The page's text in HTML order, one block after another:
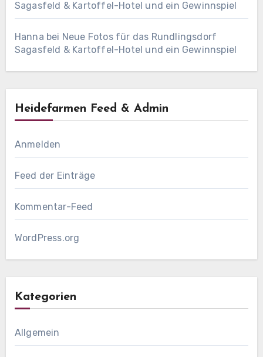
Sagasfeld & Kartoffel-Hotel und ein Gewinnspiel
Hanna bei Neue Fotos für das Rundlingsdorf
Sagasfeld & Kartoffel-Hotel und ein Gewinnspiel
Heidefarmen Feed & Admin
Anmelden
Feed der Einträge
Kommentar-Feed
WordPress.org
Kategorien
Allgemein